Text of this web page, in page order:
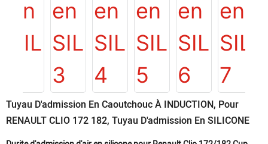
Tuyau D'admission En Caoutchouc À INDUCTION, Pour
RENAULT CLIO 172 182, Tuyau D'admission En SILICONE